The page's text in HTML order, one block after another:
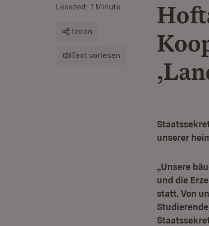
Lesezeit: 1 Minute
Teilen
Text vorlesen
unserer
„Unsere
und die
statt. Von